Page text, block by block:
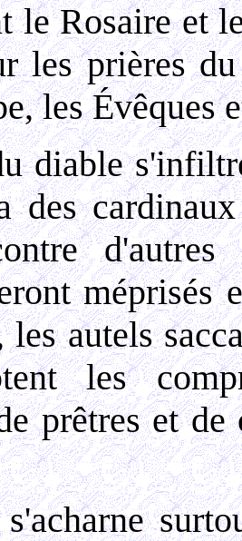
le Rosaire et
les prières
les Évêques
diable
des
méprisés
les autels
les
prêtres et